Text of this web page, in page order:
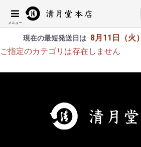
現在の最短発送日は 8月11日（火）
ご指定のカテゴリは存在しません